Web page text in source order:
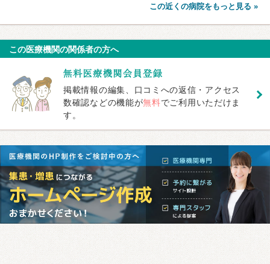
この近くの病院をもっと見る »
この医療機関の関係者の方へ
掲載情報の編集、口コミへの返信・アクセス
数確認などの機能が無料でご利用いただけま
す。